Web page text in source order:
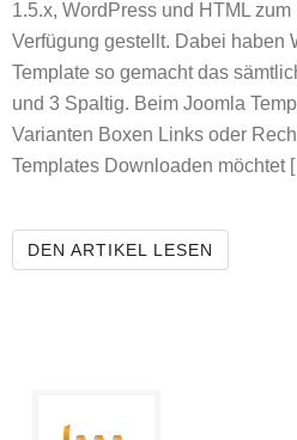
1.5.x, WordPress und HTML
Verfügung gestellt. Dabei haben
Template so gemacht das
und 3 Spaltig. Beim Joomla
Varianten Boxen Links oder
Templates Downloaden möchtet
DEN ARTIKEL LESEN